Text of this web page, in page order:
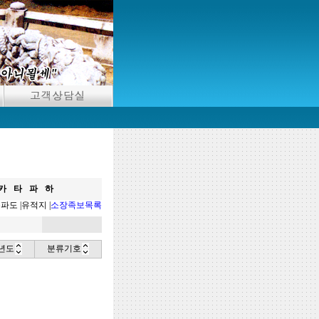
타 파
하
도 유적지 소장족보목록
도 분류기호